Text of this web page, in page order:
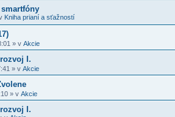
Kniha prianí a sťažností
» v Akcie
I.
» v Akcie
» v Akcie
I.